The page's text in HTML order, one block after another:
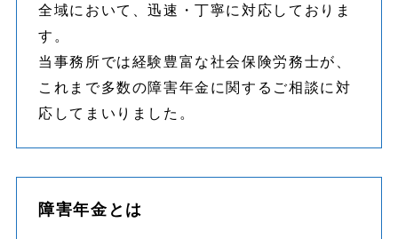
全域において、迅速・丁寧に対応しておりま
す。
当事務所では経験豊富な社会保険労務士が、
これまで多数の障害年金に関するご相談に対
応してまいりました。
障害年金とは